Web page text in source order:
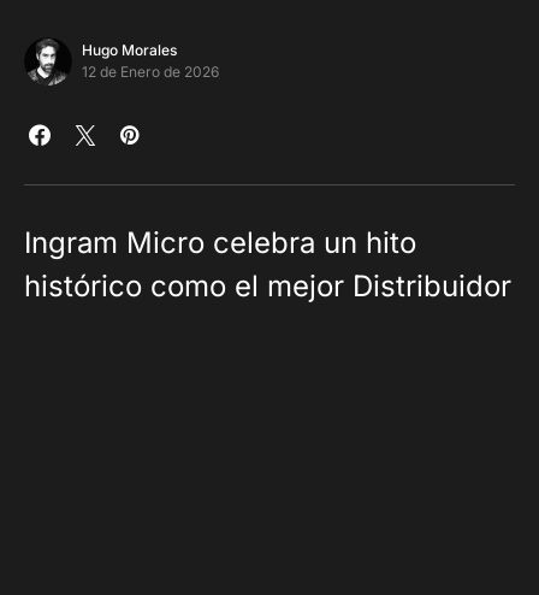
Hugo Morales
12 de Enero de 2026
Ingram Micro celebra un hito
histórico como el mejor Distribuidor